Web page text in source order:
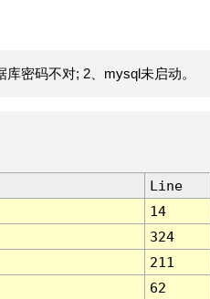
密码不对; 2、mysql未启动。
Line
14
324
211
62